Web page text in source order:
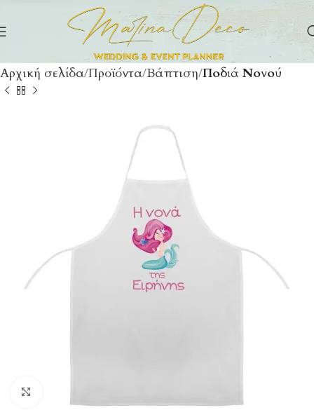
Αρχική σελίδα Προϊόντα Βάπτιση Ποδιά Νονού